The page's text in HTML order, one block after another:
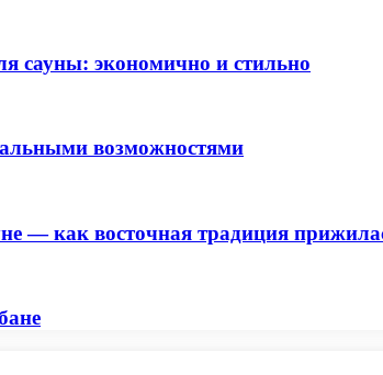
сауны: экономично и стильно
возможностями
— как восточная традиция